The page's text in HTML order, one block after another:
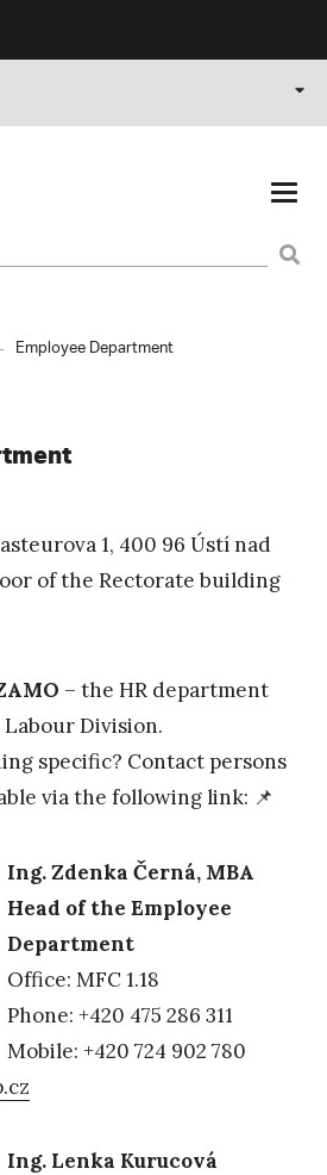
Employee Department
1, 400 96 Ústí nad
of the Rectorate building
– the HR department
Division.
specific? Contact persons
via the following link: 📌
Ing. Zdenka Černá, MBA
Head of the Employee
Department
Office: MFC 1.18
Phone: +420 475 286 311
Mobile: +420 724 902 780
Ing. Lenka Kurucová